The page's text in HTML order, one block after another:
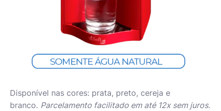
Disponível nas cores: prata, preto, cereja e
branco. Parcelamento facilitado em até 12x sem juros.